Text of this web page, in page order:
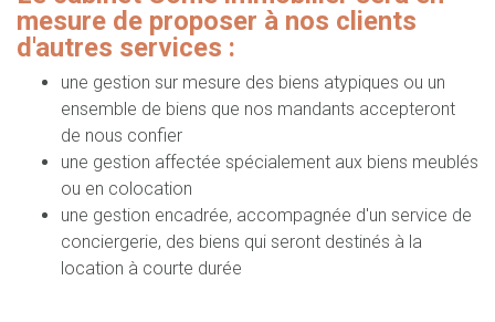
mesure de proposer à nos clients
d'autres services :
une gestion sur mesure des biens atypiques ou un
ensemble de biens que nos mandants accepteront
de nous confier
une gestion affectée spécialement aux biens meublés
ou en colocation
une gestion encadrée, accompagnée d'un service de
conciergerie, des biens qui seront destinés à la
location à courte durée